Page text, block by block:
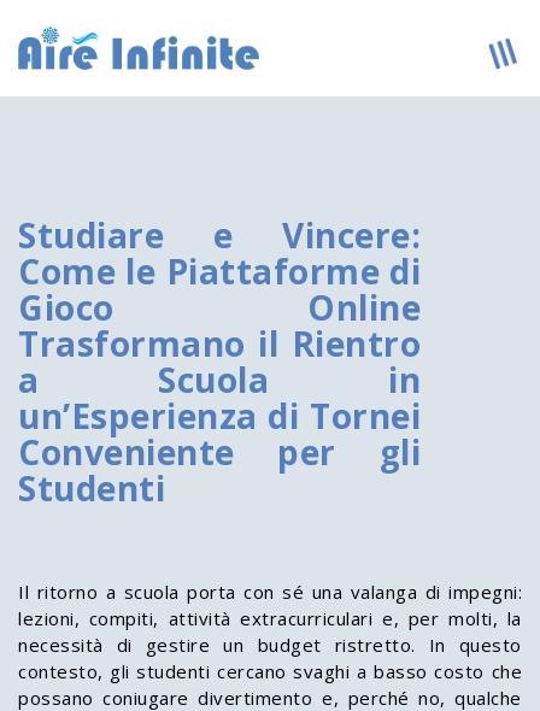
Studiare e Vincere:
Come le Piattaforme di
Gioco Online
Trasformano il Rientro
a Scuola in
un’Esperienza di Tornei
Conveniente per gli
Studenti
Il ritorno a scuola porta con sé una valanga di impegni:
lezioni, compiti, attività extracurriculari e, per molti, la
necessità di gestire un budget ristretto. In questo
contesto, gli studenti cercano svaghi a basso costo che
possano coniugare divertimento e, perché no, qualche